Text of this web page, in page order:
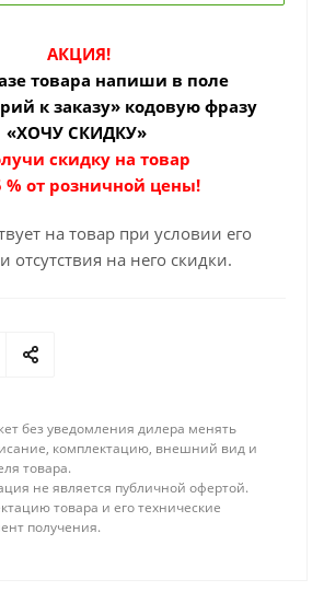
АКЦИЯ!
товара напиши в поле
к заказу» кодовую фразу
«ХОЧУ СКИДКУ»
скидку на товар
% от розничной цены!
на товар при условии его
отсутствия на него скидки.
без уведомления дилера менять
комплектацию, внешний вид и
товара.
не является публичной офертой.
товара и его технические
получения.